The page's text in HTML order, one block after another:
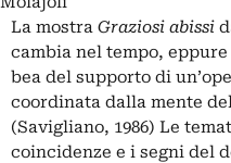
La mostra Graziosi abissi
cambia nel tempo,
bea del supporto di
coordinata dalla mente
(Savigliano, 1986) Le
coincidenze e i segni del